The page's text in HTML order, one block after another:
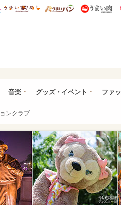
研 ディズニー特集
mimot. うまいめし うまいパン
音楽 グッズ・イベント ファ
ンクラブ